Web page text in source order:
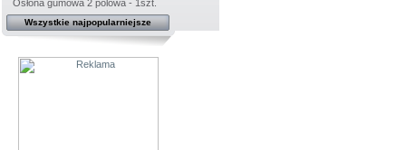
Osłona gumowa 2 polowa - 1szt.
Wszystkie najpopularniejsze